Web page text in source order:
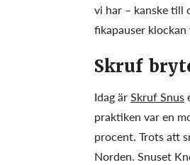
vi har – kanske till
fikapauser
Skruf
Idag ärSkruf Snus
praktiken var en
procent. Trots att
Norden. Snuset